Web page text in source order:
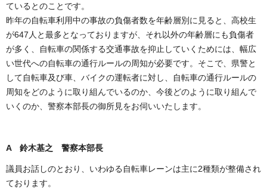
ているとのことです。
昨年の自転車利用中の事故の負傷者数を年齢層別に見ると、高校生
が647人と最多となっておりますが、それ以外の年齢層にも負傷者
が多く、自転車の関係する交通事故を抑止していくためには、幅広
い世代への自転車の通行ルールの周知が必要です。そこで、県警と
して自転車及び車、バイクの運転者に対し、自転車の通行ルールの
周知をどのように取り組んでいるのか、今後どのように取り組んで
いくのか、警察本部長の御所見をお伺いいたします。
A 鈴木基之 警察本部長
議員お話しのとおり、いわゆる自転車レーンは主に2種類が整備され
ております。